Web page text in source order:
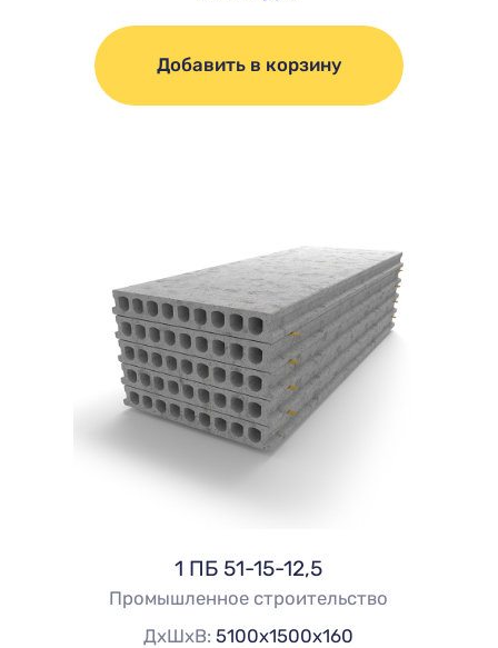
Добавить в корзину
1 ПБ 51-15-12,5
Промышленное строительство
ДхШхВ:5100х1500х160